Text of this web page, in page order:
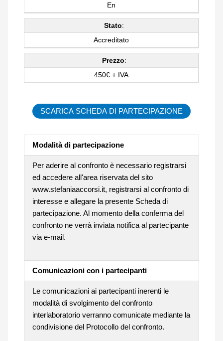
En
Stato:
Accreditato
Prezzo:
450€ + IVA
SCARICA SCHEDA DI PARTECIPAZIONE
Modalità di partecipazione
Per aderire al confronto è necessario registrarsi
ed accedere all'area riservata del sito
www.stefaniaaccorsi.it, registrarsi al confronto di
interesse e allegare la presente Scheda di
partecipazione. Al momento della conferma del
confronto ne verrà inviata notifica al partecipante
via e-mail.
Comunicazioni con i partecipanti
Le comunicazioni ai partecipanti inerenti le
modalità di svolgimento del confronto
interlaboratorio verranno comunicate mediante la
condivisione del Protocollo del confronto.